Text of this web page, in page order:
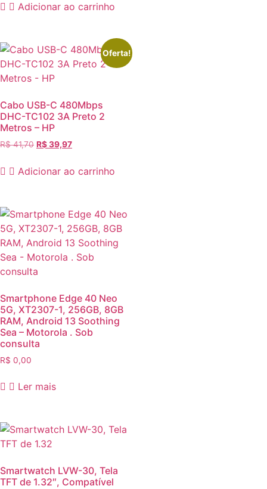
Adicionar ao carrinho
Oferta!
Cabo USB-C 480Mbps
DHC-TC102 3A Preto 2
Metros – HP
R$41,70 R$39,97
Adicionar ao carrinho
Smartphone Edge 40 Neo
5G, XT2307-1, 256GB, 8GB
RAM, Android 13 Soothing
Sea – Motorola . Sob
consulta
R$ 0,00
Ler mais
Smartwatch LVW-30, Tela
TFT de 1.32″, Compatível